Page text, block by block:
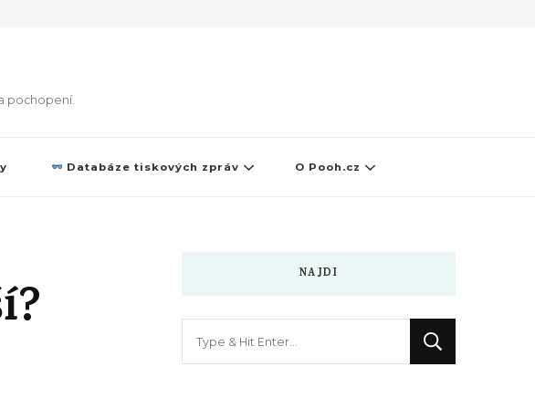
pochopení.
Databáze tiskových zpráv O Pooh.cz
NAJDI